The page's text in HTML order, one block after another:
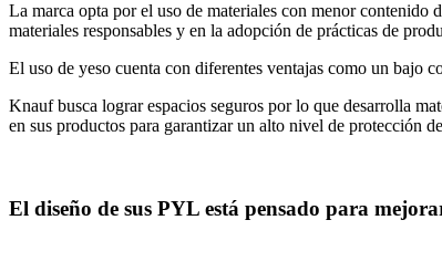
La marca opta por el uso de materiales con menor contenido
materiales responsables y en la adopción de prácticas de
El uso de yeso cuenta con diferentes ventajas como un bajo
Knauf busca lograr espacios seguros por lo que desarrolla
en sus productos para garantizar un alto nivel de protección
El diseño de sus PYL está pensado para